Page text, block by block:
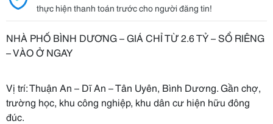
thực hiện thanh toán trước cho người đăng tin!
NHÀ PHỐ BÌNH DƯƠNG – GIÁ CHỈ TỪ 2.6 TỶ – SỔ RIÊNG
– VÀO Ở NGAY
Vị trí: Thuận An – Dĩ An – Tân Uyên, Bình Dương. Gần chợ,
trường học, khu công nghiệp, khu dân cư hiện hữu đông
đúc.